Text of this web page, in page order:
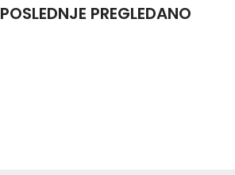
POSLEDNJE PREGLEDANO